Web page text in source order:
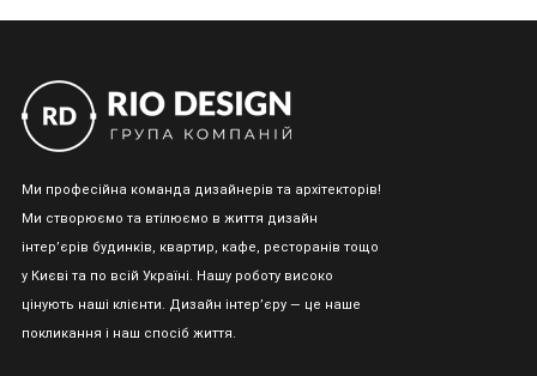
Ми професійна команда дизайнерів та архітекторів!
Ми створюємо та втілюємо в життя дизайн
інтер’єрів будинків, квартир, кафе, ресторанів тощо
у Києві та по всій Україні. Нашу роботу високо
цінують наші клієнти. Дизайн інтер’єру — це наше
покликання і наш спосіб життя.